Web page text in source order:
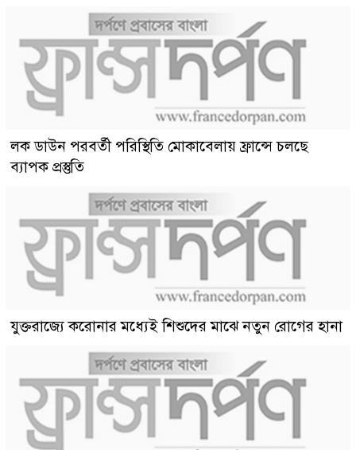
লক ডাউন পরবর্তী পরিস্থিতি মোকাবেলায় ফ্রান্সে চলছে
ব্যাপক প্রস্তুতি
যুক্তরাজ্যে করোনার মধ্যেই শিশুদের মাঝে নতুন রোগের হানা